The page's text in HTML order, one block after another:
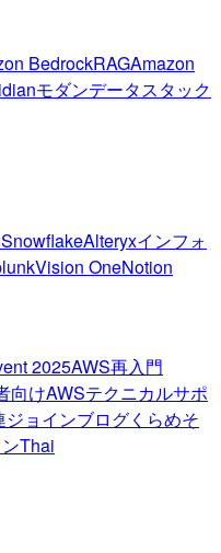
BedrockRAGAmazon
モダンデータスタック
SnowflakeAlteryxインフォ
Vision OneNotion
2025AWS再入門
向けAWSテクニカルサポ
ジョインブログくらめそ
Thai